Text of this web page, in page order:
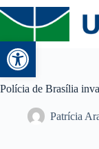
Abrir a
Polícia de Brasília
Patrícia